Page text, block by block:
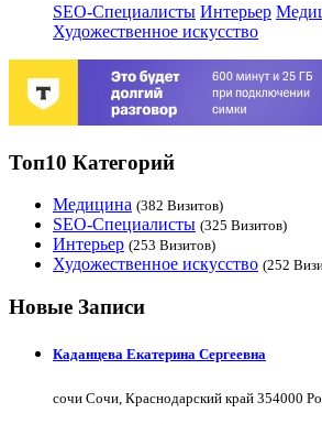
SEO-Специалисты Интерьер
Художественное искусство
Топ10 Категорий
Медицина (382 Визитов)
SEO-Специалисты (325 Визитов)
Интерьер (253 Визитов)
Художественное искусство (252
Новые Записи
Каданцева Екатерина Сергеевна
сочи Сочи, Краснодарский край 354000